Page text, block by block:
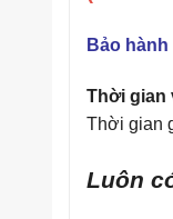
Bảo
Thời gian
Thời gian
Luôn